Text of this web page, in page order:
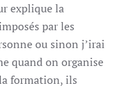
explique la
par les
ou sinon j’irai
quand on organise
formation, ils